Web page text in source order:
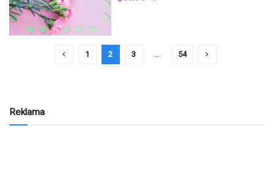
1 2 3 54
Reklama